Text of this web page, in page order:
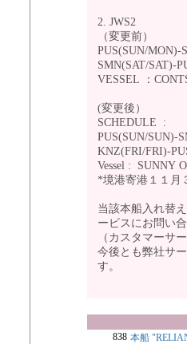
2. JWS2
（変更前）
PUS(SUN/
SMN(SAT/SAT)-
VESSEL ：
(変更後）
SCHEDULE :
PUS(SUN/SUN)-
KNZ(FRI/FRI)-
Vessel : SUNNY
*境港寄港１１月
当該本船入れ替
ービスにお問い
（カスタマーサ
今後とも弊社サ
す。 敬
838 本船